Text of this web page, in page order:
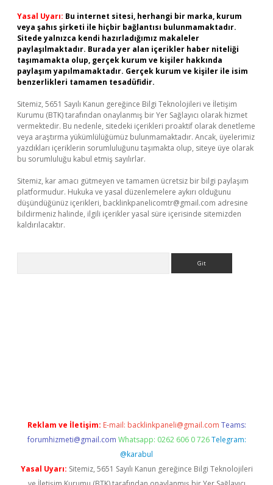
Yasal Uyarı: Bu internet sitesi, herhangi bir marka, kurum
veya şahıs şirketi ile hiçbir bağlantısı bulunmamaktadır.
Sitede yalnızca kendi hazırladığımız makaleler
paylaşılmaktadır. Burada yer alan içerikler haber niteliği
taşımamakta olup, gerçek kurum ve kişiler hakkında
paylaşım yapılmamaktadır. Gerçek kurum ve kişiler ile isim
benzerlikleri tamamen tesadüfidir.
Sitemiz, 5651 Sayılı Kanun gereğince Bilgi Teknolojileri ve İletişim
Kurumu (BTK) tarafından onaylanmış bir Yer Sağlayıcı olarak hizmet
vermektedir. Bu nedenle, sitedeki içerikleri proaktif olarak denetleme
veya araştırma yükümlülüğümüz bulunmamaktadır. Ancak, üyelerimiz
yazdıkları içeriklerin sorumluluğunu taşımakta olup, siteye üye olarak
bu sorumluluğu kabul etmiş sayılırlar.
Sitemiz, kar amacı gütmeyen ve tamamen ücretsiz bir bilgi paylaşım
platformudur. Hukuka ve yasal düzenlemelere aykırı olduğunu
düşündüğünüz içerikleri, backlinkpanelicomtr@gmail.com adresine
bildirmeniz halinde, ilgili içerikler yasal süre içerisinde sitemizden
kaldırılacaktır.
Reklam ve İletişim: E-mail: backlinkpaneli@gmail.com Teams:
forumhizmeti@gmail.com Whatsapp: 0262 606 0 726 Telegram:
@karabul
Yasal Uyarı: Sitemiz, 5651 Sayılı Kanun gereğince Bilgi Teknolojileri